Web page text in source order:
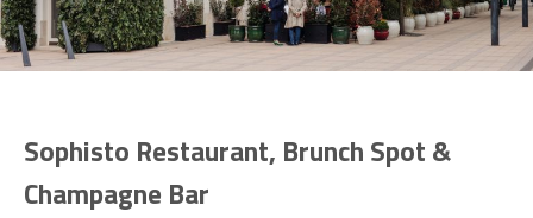
Sophisto Restaurant, Brunch Spot &
Champagne Bar